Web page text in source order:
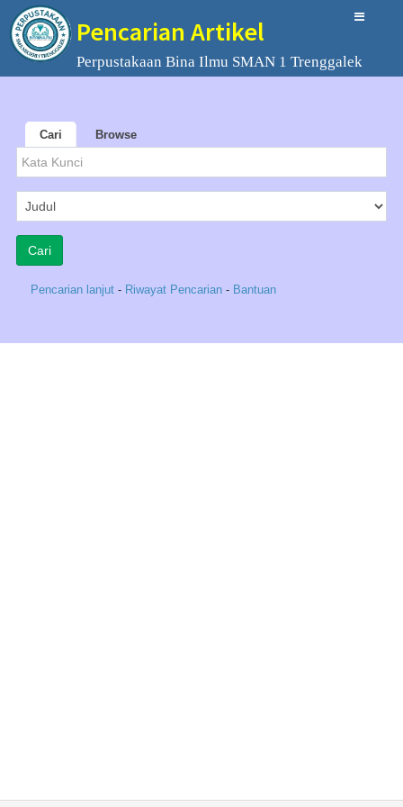
Pencarian Artikel
Perpustakaan Bina Ilmu SMAN 1 Trenggalek
Cari Browse
Pencarian lanjut - Riwayat Pencarian - Bantuan